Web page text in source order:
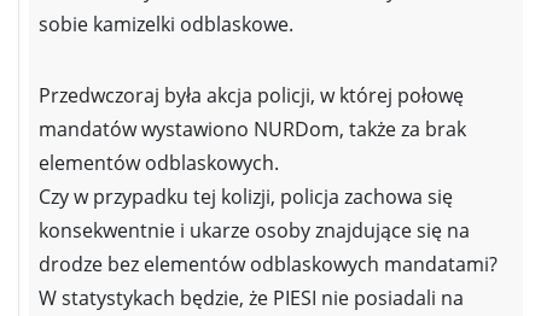
sobie kamizelki odblaskowe.
Przedwczoraj była akcja policji, w której połowę
mandatów wystawiono NURDom, także za brak
elementów odblaskowych.
Czy w przypadku tej kolizji, policja zachowa się
konsekwentnie i ukarze osoby znajdujące się na
drodze bez elementów odblaskowych mandatami?
W statystykach będzie, że PIESI nie posiadali na